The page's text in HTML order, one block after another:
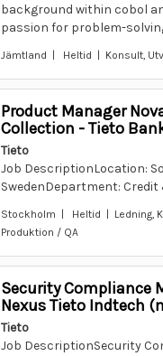
background within cobol
passion for problem-
Jämtland | Heltid | Konsult,
Product Manager
Collection - Tieto
Tieto
Job DescriptionLocation:
SwedenDepartment:
Stockholm | Heltid | Ledning,
Produktion / QA
Security Compliance
Nexus Tieto Indtech
Tieto
Job DescriptionSecurity